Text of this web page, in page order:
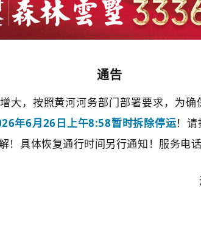
通告
大，按照黄河河务部门部署要求，为确
年6月26日上午8:58暂时拆除停运！请
！具体恢复通行时间另行通知！服务电